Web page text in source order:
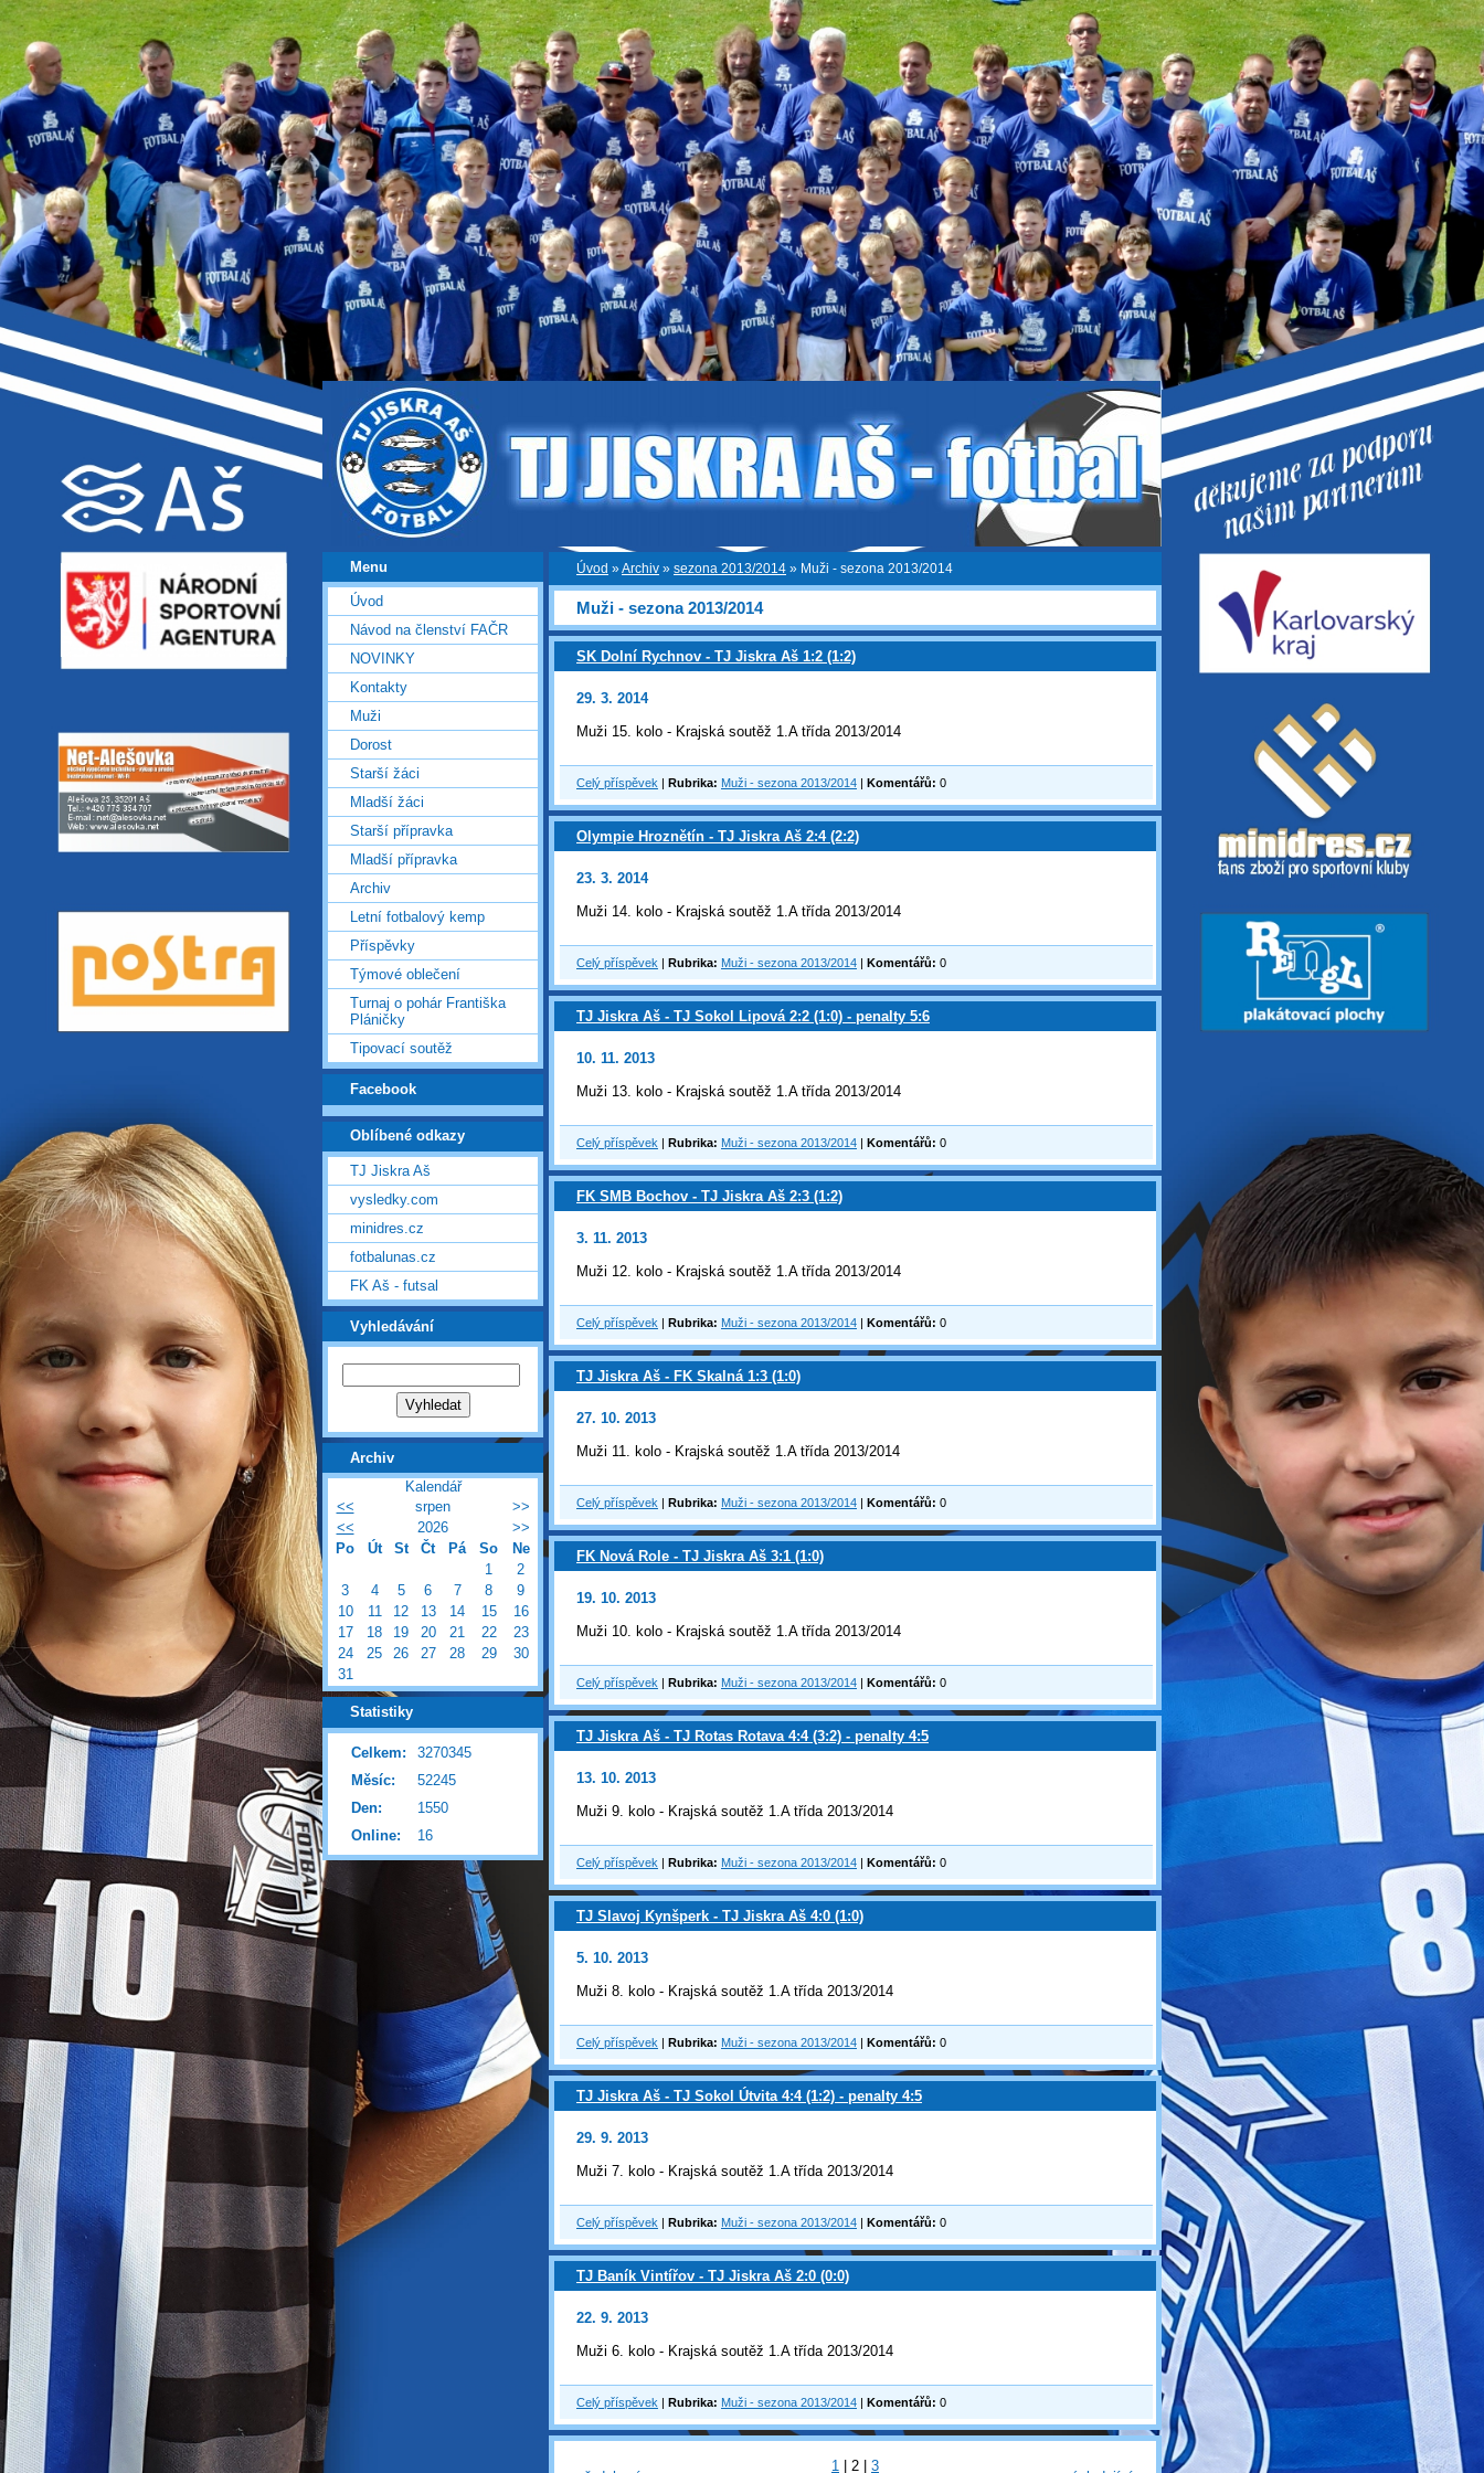
Úvod »Archiv » sezona 2013/2014 » Muži - sezona 2013/2014
Muži - sezona 2013/2014
SK Dolní Rychnov - TJ Jiskra Aš 1:2 (1:2)
29. 3. 2014
Muži 15. kolo - Krajská soutěž 1.A třída 2013/2014
Celý příspěvek | Rubrika: Muži - sezona 2013/2014 | Komentářů: 0
Olympie Hroznětín - TJ Jiskra Aš 2:4 (2:2)
23. 3. 2014
Muži 14. kolo - Krajská soutěž 1.A třída 2013/2014
Celý příspěvek | Rubrika: Muži - sezona 2013/2014 | Komentářů: 0
TJ Jiskra Aš - TJ Sokol Lipová 2:2 (1:0) - penalty 5:6
10. 11. 2013
Muži 13. kolo - Krajská soutěž 1.A třída 2013/2014
Celý příspěvek | Rubrika: Muži - sezona 2013/2014 | Komentářů: 0
FK SMB Bochov - TJ Jiskra Aš 2:3 (1:2)
3. 11. 2013
Muži 12. kolo - Krajská soutěž 1.A třída 2013/2014
Celý příspěvek | Rubrika: Muži - sezona 2013/2014 | Komentářů: 0
TJ Jiskra Aš - FK Skalná 1:3 (1:0)
27. 10. 2013
Muži 11. kolo - Krajská soutěž 1.A třída 2013/2014
Celý příspěvek | Rubrika: Muži - sezona 2013/2014 | Komentářů: 0
FK Nová Role - TJ Jiskra Aš 3:1 (1:0)
19. 10. 2013
Muži 10. kolo - Krajská soutěž 1.A třída 2013/2014
Celý příspěvek | Rubrika: Muži - sezona 2013/2014 | Komentářů: 0
TJ Jiskra Aš - TJ Rotas Rotava 4:4 (3:2) - penalty 4:5
13. 10. 2013
Muži 9. kolo - Krajská soutěž 1.A třída 2013/2014
Celý příspěvek | Rubrika: Muži - sezona 2013/2014 | Komentářů: 0
TJ Slavoj Kynšperk - TJ Jiskra Aš 4:0 (1:0)
5. 10. 2013
Muži 8. kolo - Krajská soutěž 1.A třída 2013/2014
Celý příspěvek | Rubrika: Muži - sezona 2013/2014 | Komentářů: 0
TJ Jiskra Aš - TJ Sokol Útvita 4:4 (1:2) - penalty 4:5
29. 9. 2013
Muži 7. kolo - Krajská soutěž 1.A třída 2013/2014
Celý příspěvek | Rubrika: Muži - sezona 2013/2014 | Komentářů: 0
TJ Baník Vintířov - TJ Jiskra Aš 2:0 (0:0)
22. 9. 2013
Muži 6. kolo - Krajská soutěž 1.A třída 2013/2014
Celý příspěvek | Rubrika: Muži - sezona 2013/2014 | Komentářů: 0
1 2 3
Menu
Úvod
Návod na členství FAČR
NOVINKY
Kontakty
Muži
Dorost
Starší žáci
Mladší žáci
Starší přípravka
Mladší přípravka
Archiv
Letní fotbalový kemp
Příspěvky
Týmové oblečení
Turnaj o pohár Františka
Pláničky
Tipovací soutěž
Facebook
Oblíbené odkazy
TJ Jiskra Aš
vysledky.com
minidres.cz
fotbalunas.cz
FK Aš - futsal
Vyhledávání
Archiv
Kalendář
<<
srpen
>>
<<
2026
>>
Po
Út St Čt Pá So
Ne
1
2
3
4 5 6 7 8
9
10
11 12 13 14 15
16
17
18 19 20 21 22
23
24
25 26 27 28 29
30
31
Statistiky
Online: 16
Celkem:
3270345
Měsíc:
52245
Den:
1550